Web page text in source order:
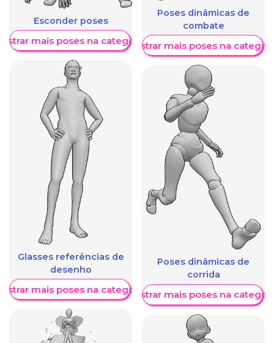
Esconder poses
mais poses na categoria
Glasses referências de
desenho
mais poses na categoria
Poses dinâmicas de
combate
Mostrar mais poses na
Poses dinâmicas de
corrida
Mostrar mais poses na